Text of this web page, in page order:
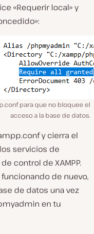
«Requerir local» y
para que no bloquee el
acceso a la base de datos.
y cierra el
servicios de
control de XAMPP.
de nuevo,
de datos una vez
en tu